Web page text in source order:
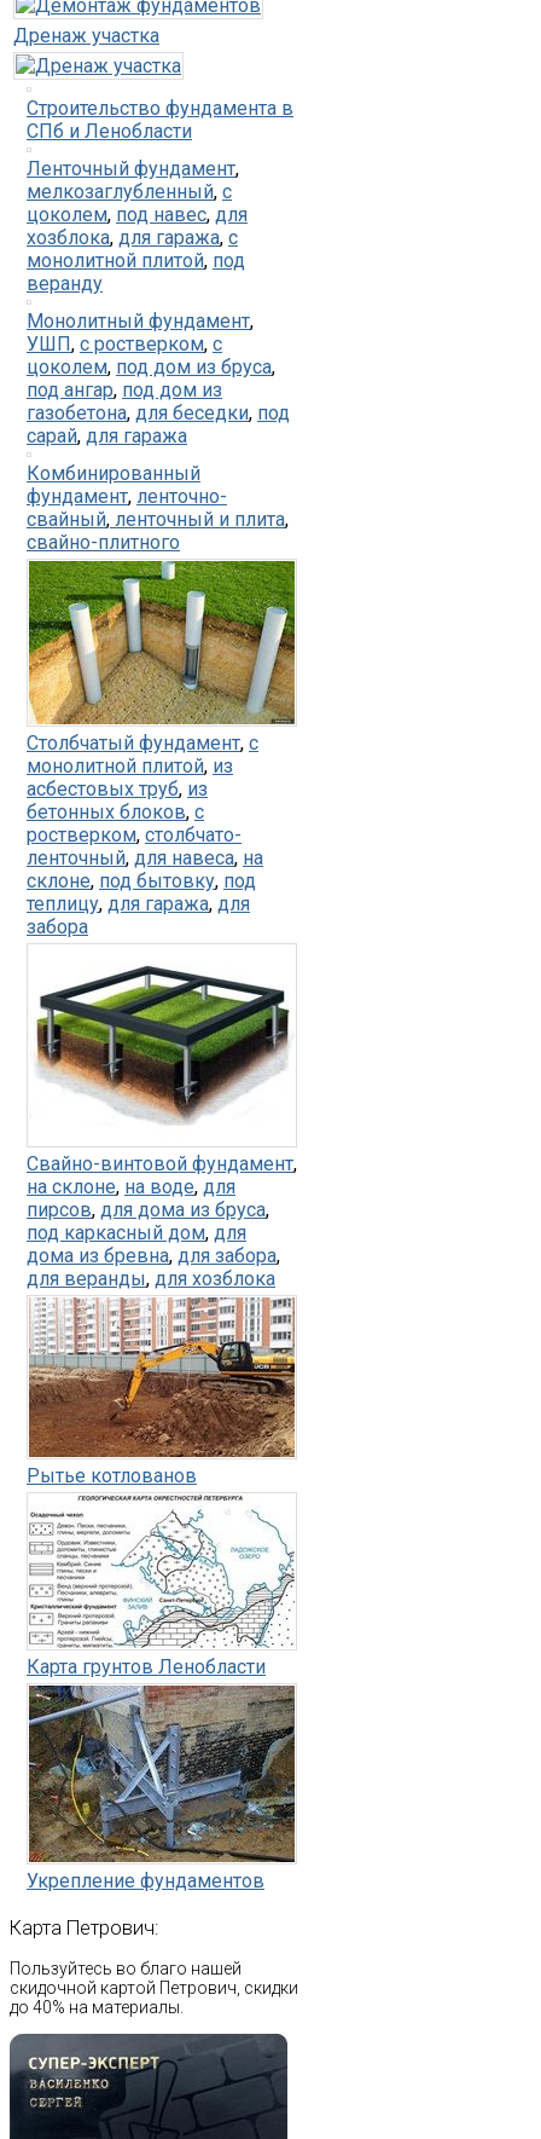
Дренаж участка
Строительство фундамента в
СПб и Ленобласти
Ленточный фундамент,
мелкозаглубленный, с
цоколем, под навес, для
хозблока, для гаража, с
монолитной плитой, под
веранду
Монолитный фундамент,
УШП, с ростверком, с
цоколем, под дом из бруса,
под ангар, под дом из
газобетона, для беседки, под
сарай, для гаража
Комбинированный
фундамент, ленточно-
свайный, ленточный и плита,
свайно-плитного
Столбчатый фундамент, с
монолитной плитой, из
асбестовых труб, из
бетонных блоков, с
ростверком, столбчато-
ленточный, для навеса, на
склоне, под бытовку, под
теплицу, для гаража, для
забора
Свайно-винтовой фундамент,
на склоне, на воде, для
пирсов, для дома из бруса,
под каркасный дом, для
дома из бревна, для забора,
для веранды, для хозблока
Рытье котлованов
Карта грунтов Ленобласти
Укрепление фундаментов
Карта Петрович:
Пользуйтесь во благо нашей
скидочной картой Петрович, скидки
до 40% на материалы.